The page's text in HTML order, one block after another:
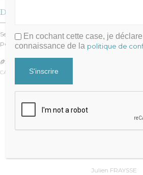
Des montagnes de dettes
Seules 5% des entreprises se voient refuser le
PGE….
JULIEN FRAYSSE
CATÉGORIE : GESTION
Julien FRAYSSE
En cochant cette case, je
connaissance de la politique de